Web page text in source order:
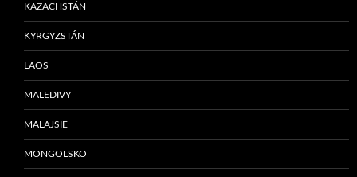
KAZACHSTÁN
KYRGYZSTÁN
LAOS
MALEDIVY
MALAJSIE
MONGOLSKO